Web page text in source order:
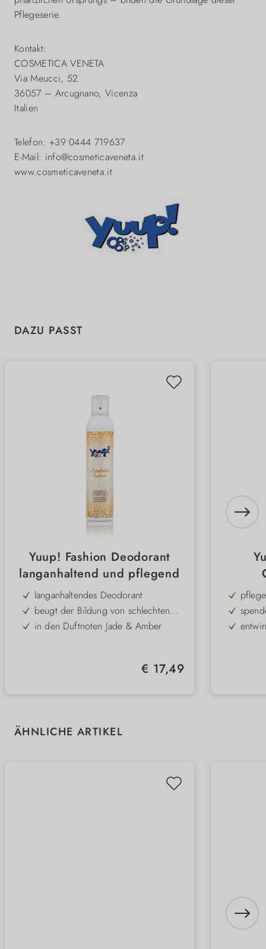
Pflegeserie.
Kontakt:
COSMETICA VENETA
Via Meucci, 52
36057 – Arcugnano, Vicenza
Italien
Telefon: +39 0444 719637
E-Mail: info@cosmeticaveneta.it
www.cosmeticaveneta.it
Produktgalerie überspringen
DAZU PASST
Yuup! Fashion Deodorant
langanhaltend und pflegend
langanhaltendes Deodorant
beugt der Bildung von schlechten
Gerüchen vor
in den Duftnoten Jade & Amber
Regulärer Preis:
€ 17,49
Produktgalerie überspringen
ÄHNLICHE ARTIKEL